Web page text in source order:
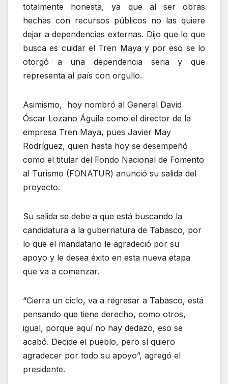
totalmente honesta, ya que al ser obras
hechas con recursos públicos no las quiere
dejar a dependencias externas. Dijo que lo que
busca es cuidar el Tren Maya y por eso se lo
otorgó a una dependencia seria y que
representa al país con orgullo.
Asimismo, hoy nombró al General David
Óscar Lozano Águila como el director de la
empresa Tren Maya, pues Javier May
Rodríguez, quien hasta hoy se desempeñó
como el titular del Fondo Nacional de Fomento
al Turismo (FONATUR) anunció su salida del
proyecto.
Su salida se debe a que está buscando la
candidatura a la gubernatura de Tabasco, por
lo que el mandatario le agradeció por su
apoyo y le desea éxito en esta nueva etapa
que va a comenzar.
“Cierra un ciclo, va a regresar a Tabasco, está
pensando que tiene derecho, como otros,
igual, porque aquí no hay dedazo, eso se
acabó. Decide el pueblo, pero sí quiero
agradecer por todo su apoyo”, agregó el
presidente.